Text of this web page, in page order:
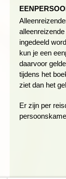
Deze dag is er
eigen behoefte
hallen op de
binnenstad,
La Palma terug
1 uur) nemen
en was een
de koloniën in
ingedeeld
kun je een
daarvoor
tijdens het
ziet dan het
Er zijn per